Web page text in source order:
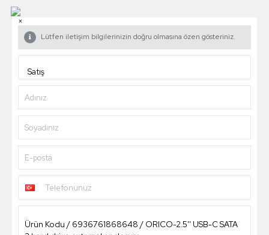
×
Lütfen iletişim bilgilerinizin doğru olmasına özen gösteriniz.
Adınız
Soyadınız
E-posta
Telefonunuz